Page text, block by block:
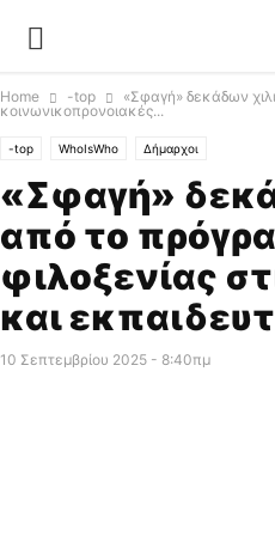
Home -top
«Σφαγή» δεκάδων
κοινωνικοπρονοιακές...
-top WhoIsWho Δήμαρχοι
«Σφαγή»
από το
φιλοξενίας
και
10 Σεπτεμβρίου 2025 - 8:40πμ